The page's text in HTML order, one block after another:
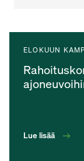
ELOKUUN
Lue lisää